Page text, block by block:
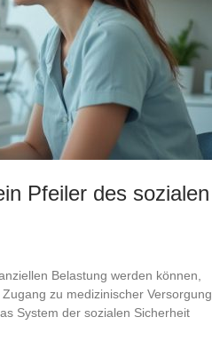
Pfeiler des sozialen
Belastung werden können,
zu medizinischer Versorgung
System der sozialen Sicherheit